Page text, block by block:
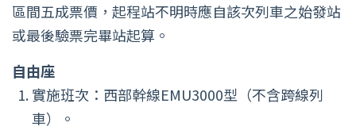
區間五成票價，起程站不明時應自該次列車之始發站
或最後驗票完畢站起算。
自由座
實施班次：西部幹線EMU3000型（不含跨線列
車）。